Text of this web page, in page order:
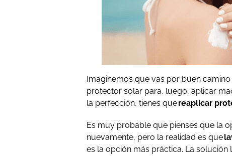
Imaginemos que vas por buen
protector solar para, luego, aplicar
la perfección, tienes quereaplicar
Es muy probable que pienses que la
nuevamente, pero la realidad es que
es la opción más práctica. La solución